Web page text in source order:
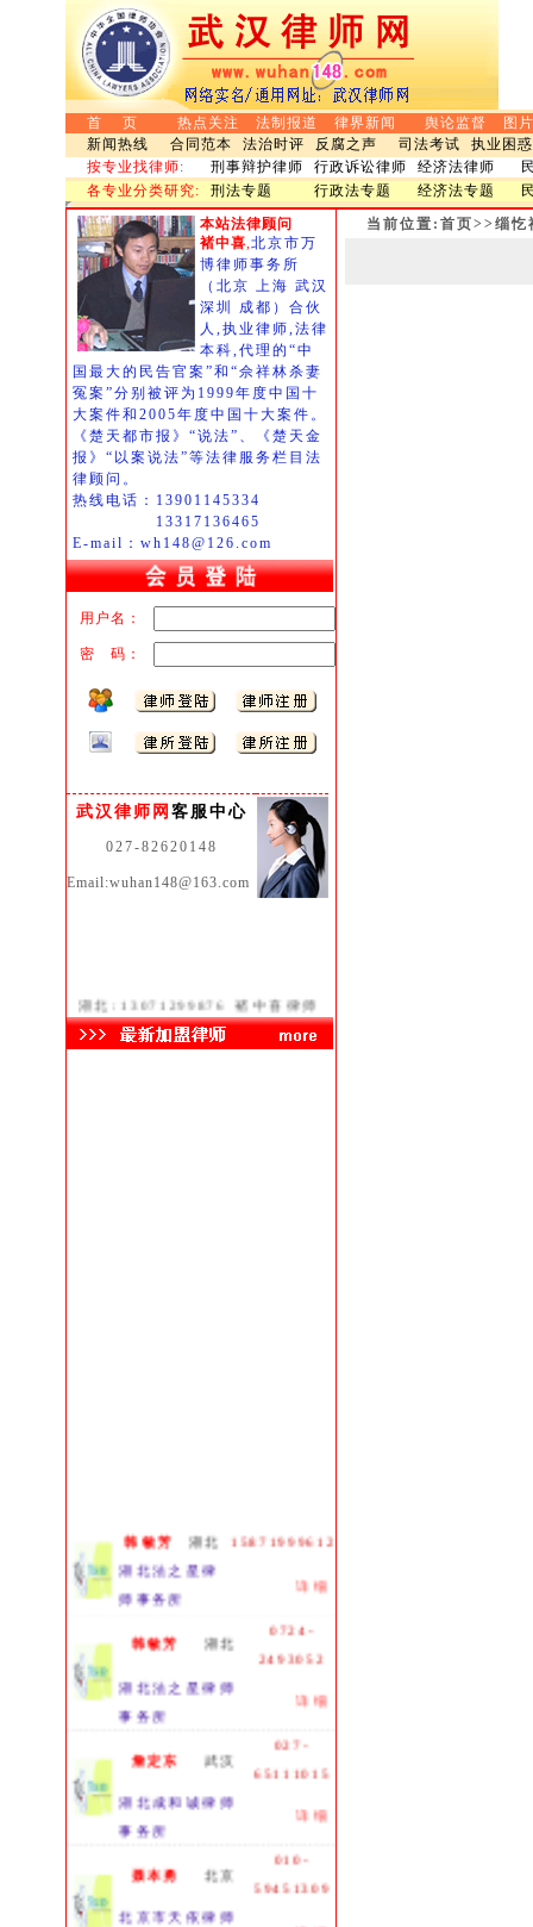
首 页 热点关注 法制报道 律界新闻 舆论监督
图
新闻热线
合同范本 法治时评 反腐之声 司法考试
执业困惑
按专业找律师: 刑事辩护律师 行政诉讼律师 经济法律师
各专业分类研究:
刑法专题 行政法专题 经济法专题
本站法律顾问
褚中喜,北京市万
博律师事务所
（北京 上海 武汉
深圳 成都）合伙
人,执业律师,法律
本科,代理的“中
国最大的民告官案”和“佘祥林杀妻
冤案”分别被评为1999年度中国十
大案件和2005年度中国十大案件。
《楚天都市报》“说法”、《楚天金
报》“以案说法”等法律服务栏目法
律顾问。
热线电话：13901145334
13317136465
E-mail：wh148@126.com
用户名：
密 码：
武汉律师网 客服中心
027-82620148
Email:wuhan148@163.com
湖北: 13071299876
褚中喜律师
武昌: 13871510095 饶建军律师
汉阳:
13986058091
冯 力律师
韩敏芳 湖北
15871999612
湖北法之星律
师事务所
详细
韩敏芳 湖北
0724-
2493052
湖北法之星律师
事务所
详细
詹定东 武汉
027-
65111015
湖北成和诚律师
事务所
详细
聂本勇 北京
010-
59451309
北京市天依律师
当前位置:首页>>缁忔